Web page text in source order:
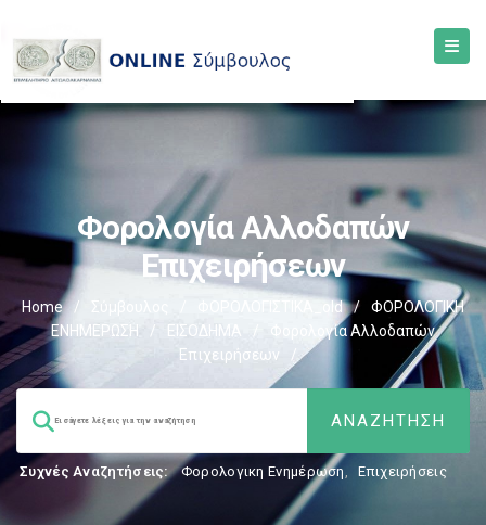
Φορολογία Αλλοδαπών
Επιχειρήσεων
Home / Σύμβουλος ΦΟΡΟΛΟΓΙΣΤΙΚΑ_old /
ΦΟΡΟΛΟΓΙΚΗ
ΕΝΗΜΕΡΩΣΗ
/ ΕΙΣΟΔΗΜΑ /
Φορολογία Αλλοδαπών
Επιχειρήσεων
/
Συχνές Αναζητήσεις: Φορολογικη Ενημέρωση, Επιχειρήσεις